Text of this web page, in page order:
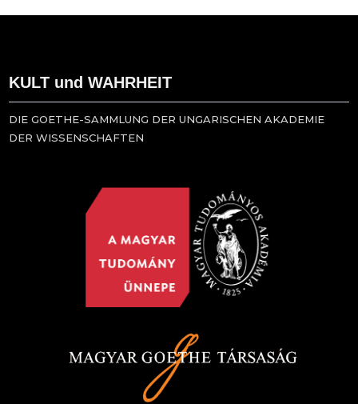
KULT und WAHRHEIT
DIE GOETHE-SAMMLUNG DER UNGARISCHEN AKADEMIE
DER WISSENSCHAFTEN